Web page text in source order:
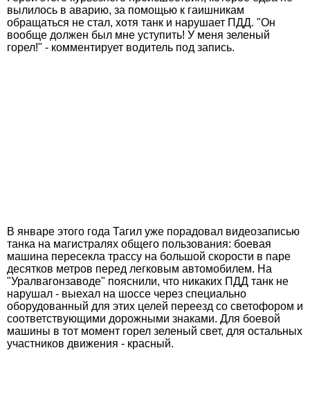
вылилось в аварию, за помощью к гаишникам
обращаться не стал, хотя танк и нарушает ПДД. "Он
вообще должен был мне уступить! У меня зеленый
горел!" - комментирует водитель под запись.
В январе этого года Тагил уже порадовал видеозаписью
танка на магистралях общего пользования: боевая
машина пересекла трассу на большой скорости в паре
десятков метров перед легковым автомобилем. На
"Уралвагонзаводе" пояснили, что никаких ПДД танк не
нарушал - выехал на шоссе через специально
оборудованный для этих целей переезд со светофором и
соответствующими дорожными знаками. Для боевой
машины в тот момент горел зеленый свет, для остальных
участников движения - красный.